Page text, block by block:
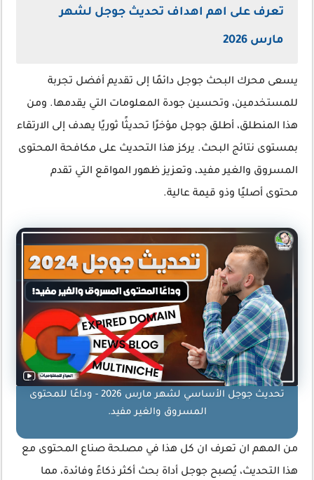
تعرف على اهم اهداف تحديث جوجل لشهر
مارس 2026
يسعى محرك البحث جوجل دائمًا إلى تقديم أفضل تجربة
للمستخدمين، وتحسين جودة المعلومات التي يقدمها. ومن
هذا المنطلق، أطلق جوجل مؤخرًا تحديثًا ثوريًا يهدف إلى الارتقاء
بمستوى نتائج البحث. يركز هذا التحديث على مكافحة المحتوى
المسروق والغير مفيد، وتعزيز ظهور المواقع التي تقدم
محتوى أصليًا وذو قيمة عالية.
تحديث جوجل الأساسي لشهر مارس 2026 - وداعًا للمحتوى
المسروق والغير مفيد.
من المهم ان تعرف ان كل هذا في مصلحة صناع المحتوى مع
هذا التحديث، يُصبح جوجل أداة بحث أكثر ذكاءً وفائدة، مما